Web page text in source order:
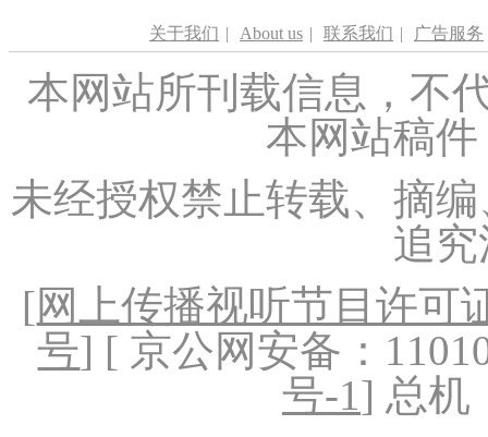
关于我们 | About us | 联系我们 | 广告服务
本网站所刊载信息，不
本网站稿
未经授权禁止转载、摘
追
[网上传播视听节目许可
号] [ 京公网安备：
号-1] 总机